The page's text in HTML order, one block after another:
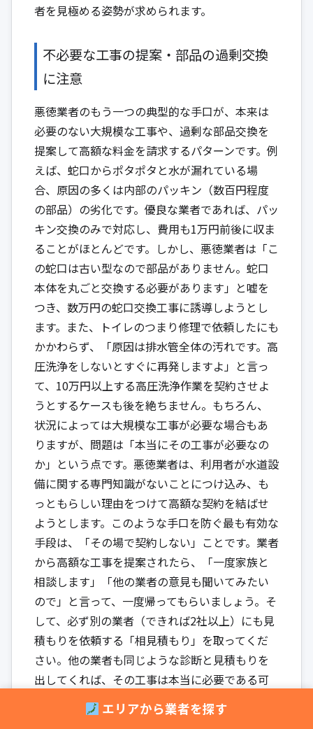
者を見極める姿勢が求められます。
不必要な工事の提案・部品の過剰交換
に注意
悪徳業者のもう一つの典型的な手口が、本来は
必要のない大規模な工事や、過剰な部品交換を
提案して高額な料金を請求するパターンです。例
えば、蛇口からポタポタと水が漏れている場
合、原因の多くは内部のパッキン（数百円程度
の部品）の劣化です。優良な業者であれば、パッ
キン交換のみで対応し、費用も1万円前後に収ま
ることがほとんどです。しかし、悪徳業者は「こ
の蛇口は古い型なので部品がありません。蛇口
本体を丸ごと交換する必要があります」と嘘を
つき、数万円の蛇口交換工事に誘導しようとし
ます。また、トイレのつまり修理で依頼したにも
かかわらず、「原因は排水管全体の汚れです。高
圧洗浄をしないとすぐに再発しますよ」と言っ
て、10万円以上する高圧洗浄作業を契約させよ
うとするケースも後を絶ちません。もちろん、
状況によっては大規模な工事が必要な場合もあ
りますが、問題は「本当にその工事が必要なの
か」という点です。悪徳業者は、利用者が水道設
備に関する専門知識がないことにつけ込み、も
っともらしい理由をつけて高額な契約を結ばせ
ようとします。このような手口を防ぐ最も有効な
手段は、「その場で契約しない」ことです。業者
から高額な工事を提案されたら、「一度家族と
相談します」「他の業者の意見も聞いてみたい
ので」と言って、一度帰ってもらいましょう。そ
して、必ず別の業者（できれば2社以上）にも見
積もりを依頼する「相見積もり」を取ってくだ
さい。他の業者も同じような診断と見積もりを
出してくれば、その工事は本当に必要である可
能性が高いと判断できます。逆に、他の業者が
「簡単な部品交換で直りますよ」と全く違う提
エリアから業者を探す